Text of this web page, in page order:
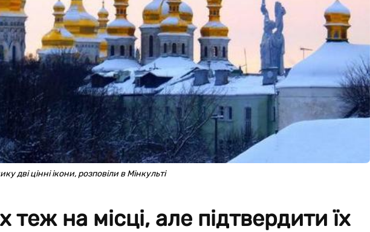
дві цінні ікони, розповіли в Мінкульті
теж на місці, але підтвердити їх